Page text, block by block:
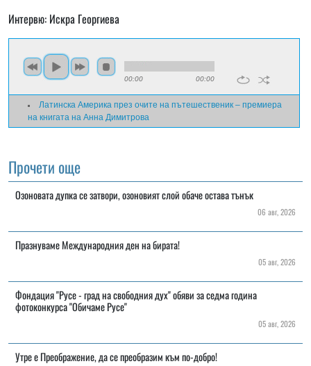
Интервю: Искра Георгиева
00:00 00:00
Латинска Америка през очите на пътешественик – премиера
на книгата на Анна Димитрова
Прочети още
Озоновата дупка се затвори, озоновият слой обаче остава тънък
06 авг, 2026
Празнуваме Международния ден на бирата!
05 авг, 2026
Фондация "Русе - град на свободния дух" обяви за седма година
фотоконкурса "Обичаме Русе"
05 авг, 2026
Утре е Преображение, да се преобразим към по-добро!